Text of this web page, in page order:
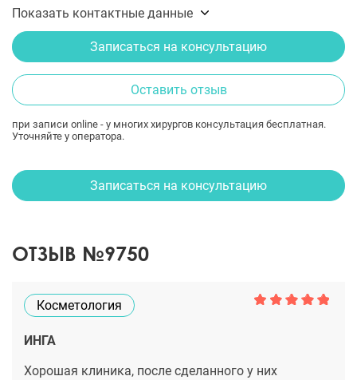
Показать контактные данные
Записаться на консультацию
Оставить отзыв
при записи online - у многих хирургов консультация бесплатная.
Уточняйте у оператора.
Записаться на консультацию
ОТЗЫВ №9750
Косметология
ИНГА
Хорошая клиника, после сделанного у них